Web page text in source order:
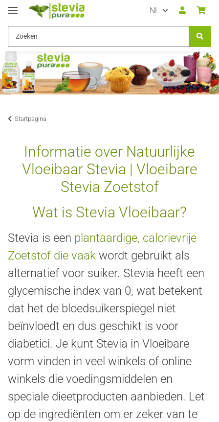
NL
Startpagina
Informatie over Natuurlijke
Vloeibaar Stevia | Vloeibare
Stevia Zoetstof
Wat is Stevia Vloeibaar?
Stevia is een plantaardige, calorievrije
Zoetstof die vaak wordt gebruikt als
alternatief voor suiker. Stevia heeft een
glycemische index van 0, wat betekent
dat het de bloedsuikerspiegel niet
beïnvloedt en dus geschikt is voor
diabetici. Je kunt Stevia in Vloeibare
vorm vinden in veel winkels of online
winkels die voedingsmiddelen en
speciale dieetproducten aanbieden. Let
op de ingrediënten om er zeker van te